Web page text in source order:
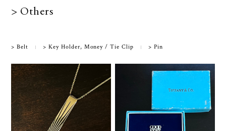
> Others
> Belt > Key Holder, Money / Tie Clip > Pin